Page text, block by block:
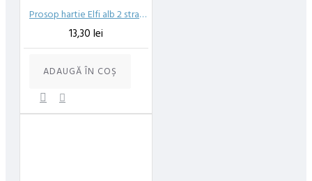
Prosop hartie Elfi alb 2 straturi 50 m
13,30 lei
ADAUGĂ ÎN COŞ